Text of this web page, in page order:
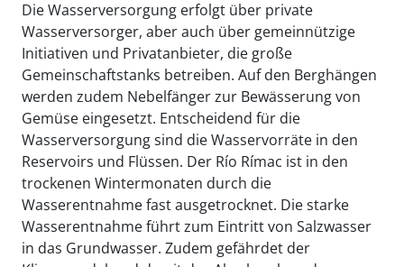
Die Wasserversorgung erfolgt über private
Wasserversorger, aber auch über gemeinnützige
Initiativen und Privatanbieter, die große
Gemeinschaftstanks betreiben. Auf den Berghängen
werden zudem Nebelfänger zur Bewässerung von
Gemüse eingesetzt. Entscheidend für die
Wasserversorgung sind die Wasservorräte in den
Reservoirs und Flüssen. Der Río Rímac ist in den
trockenen Wintermonaten durch die
Wasserentnahme fast ausgetrocknet. Die starke
Wasserentnahme führt zum Eintritt von Salzwasser
in das Grundwasser. Zudem gefährdet der